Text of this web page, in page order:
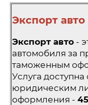
Экспорт
Экспорт авто -
автомобиля за
таможенным
Услуга
юридическим
оформления -